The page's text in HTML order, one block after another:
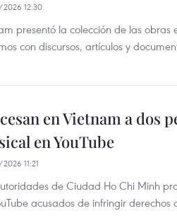
12:30
presentó la colección de las
con discursos, artículos y
en Vietnam a dos
en YouTube
11:21
de Ciudad Ho Chi Minh
acusados de infringir